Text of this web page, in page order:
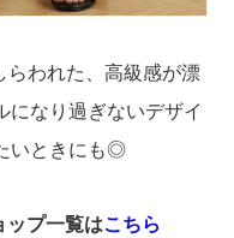
われた、高級感が漂
になり過ぎないデザイ
いときにも◎
ップ一覧はこちら